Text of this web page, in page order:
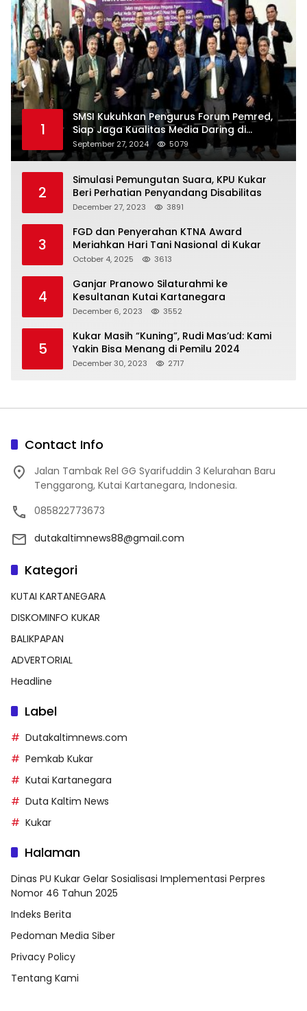
1
SMSI Kukuhkan Pengurus Forum Pemred,
Siap Jaga Kualitas Media Daring di
Indonesia
September 27, 2024 5079
2
Simulasi Pemungutan Suara, KPU Kukar
Beri Perhatian Penyandang Disabilitas
December 27, 2023 3891
3
FGD dan Penyerahan KTNA Award
Meriahkan Hari Tani Nasional di Kukar
October 4, 2025 3613
4
Ganjar Pranowo Silaturahmi ke
Kesultanan Kutai Kartanegara
December 6, 2023 3552
5
Kukar Masih “Kuning”, Rudi Mas’ud: Kami
Yakin Bisa Menang di Pemilu 2024
December 30, 2023 2717
Contact Info
Jalan Tambak Rel GG Syarifuddin 3 Kelurahan Baru
Tenggarong, Kutai Kartanegara, Indonesia.
085822773673
dutakaltimnews88@gmail.com
Kategori
KUTAI KARTANEGARA
DISKOMINFO KUKAR
BALIKPAPAN
ADVERTORIAL
Headline
Label
Dutakaltimnews.com
Pemkab Kukar
Kutai Kartanegara
Duta Kaltim News
Kukar
Halaman
Dinas PU Kukar Gelar Sosialisasi Implementasi Perpres
Nomor 46 Tahun 2025
Indeks Berita
Pedoman Media Siber
Privacy Policy
Tentang Kami